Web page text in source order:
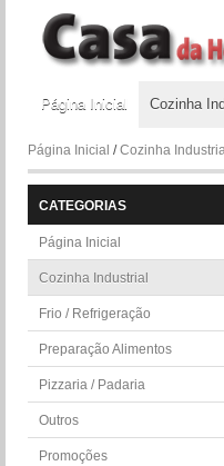
Página Inicial Cozinha
Página Inicial /Cozinha
CATEGORIAS
Página Inicial
Cozinha Industrial
Frio / Refrigeração
Preparação Alimentos
Pizzaria / Padaria
Outros
Promoções